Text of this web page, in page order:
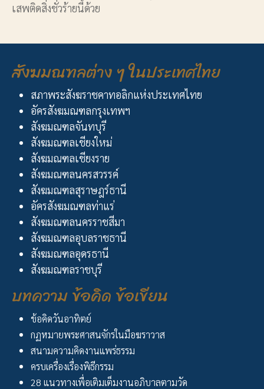
เสพติดสิ่งชั่วร้ายนี้ด้วย
สังฆมณฑลต่าง ๆ ในประเทศไทย
สภาพระสังฆราชคาทอลิกแห่งประเทศไทย
อัครสังฆมณฑลกรุงเทพฯ
สังฆมณฑลจันทบุรี
สังฆมณฑลเชียงใหม่
สังฆมณฑลเชียงราย
สังฆมณฑลนครสวรรค์
สังฆมณฑลสุราษฎร์ธานี
อัครสังฆมณฑลท่าแร่
สังฆมณฑลนครราชสีมา
สังฆมณฑลอุบลราชธานี
สังฆมณฑลอุดรธานี
สังฆมณฑลราชบุรี
บทความ ข้อคิด ข้อเขียน
ข้อคิดวันอาทิตย์
กฏหมายพระศาสนจักรในมือฆราวาส
สนามความคิดงานแพร่ธรรม
ครบเครื่องเรื่องพิธีกรรม
28 แนวทางเพื่อเติมเต็มงานอภิบาลตามวัด